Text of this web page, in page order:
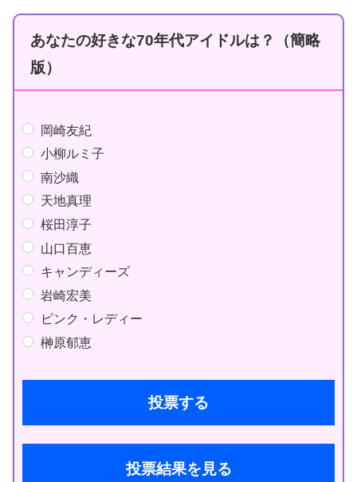
あなたの好きな70年代アイドルは？（簡略
版）
岡崎友紀
小柳ルミ子
南沙織
天地真理
桜田淳子
山口百恵
キャンディーズ
岩崎宏美
ピンク・レディー
榊原郁恵
投票結果を見る